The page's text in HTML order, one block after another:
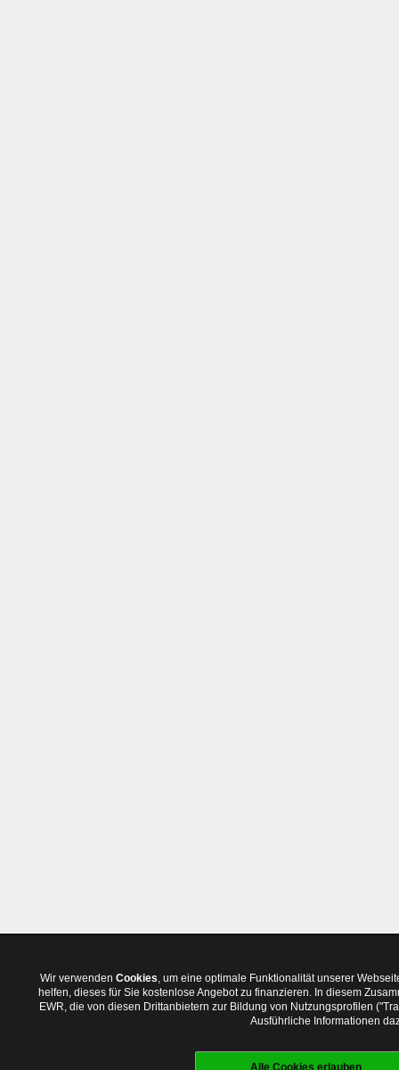
Wir verwenden Cookies, um eine optimale Funktionalität unserer
helfen, dieses für Sie kostenlose Angebot zu finanzieren. In diesem
EWR, die von diesen Drittanbietern zur Bildung von Nutzungsprofilen
Ausführliche Informationen
Alle Cookies erlauben